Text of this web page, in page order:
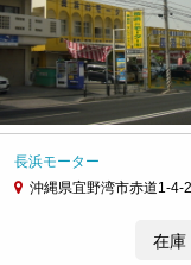
長浜モーター
沖縄県宜野湾市赤道1-4-2
在庫